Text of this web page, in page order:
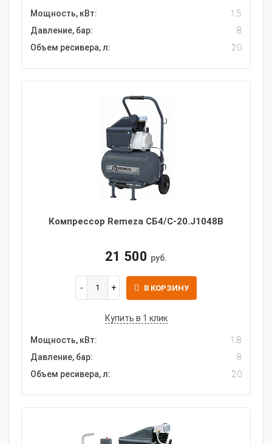
Мощность, кВт:
1.5
Давление, бар:
8
Объем ресивера, л:
20
Компрессор Remeza СБ4/С-20.J1048B
21 500 руб.
В КОРЗИНУ
Купить в 1 клик
Мощность, кВт:
1.8
Давление, бар:
8
Объем ресивера, л:
20